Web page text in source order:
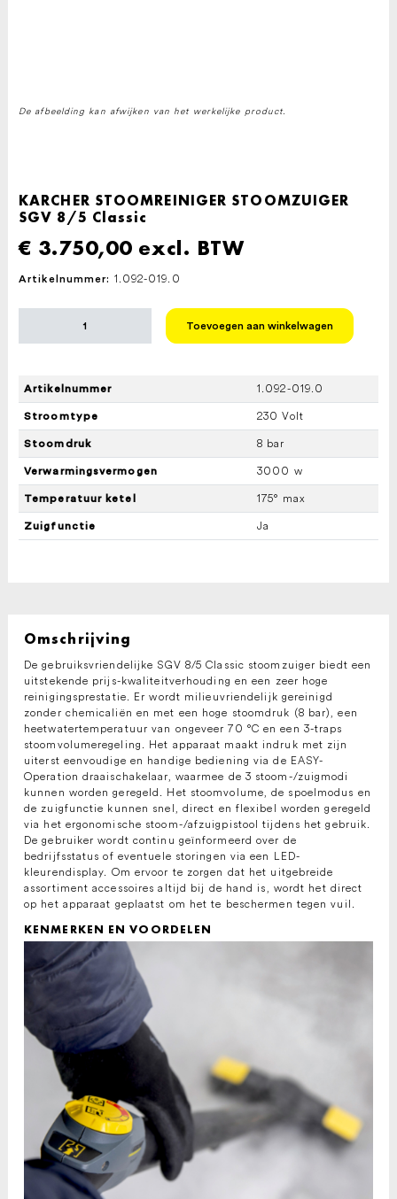
De afbeelding kan afwijken van het werkelijke product.
KARCHER STOOMREINIGER STOOMZUIGER
SGV 8/5 Classic
€ 3.750,00 excl. BTW
Artikelnummer: 1.092-019.0
STOOMREINIGER
STOOMZUIGER
Classic
aantal
Toevoegen aan winkelwagen
Artikelnummer 1.092-019.0
Stroomtype 230 Volt
Stoomdruk 8 bar
Verwarmingsvermogen 3000 w
Temperatuur ketel 175° max
Zuigfunctie Ja
Omschrijving
De gebruiksvriendelijke SGV 8/5 Classic stoomzuiger biedt een
uitstekende prijs-kwaliteitverhouding en een zeer hoge
reinigingsprestatie. Er wordt milieuvriendelijk gereinigd
zonder chemicaliën en met een hoge stoomdruk (8 bar), een
heetwatertemperatuur van ongeveer 70 °C en een 3-traps
stoomvolumeregeling. Het apparaat maakt indruk met zijn
uiterst eenvoudige en handige bediening via de EASY-
Operation draaischakelaar, waarmee de 3 stoom-/zuigmodi
kunnen worden geregeld. Het stoomvolume, de spoelmodus en
de zuigfunctie kunnen snel, direct en flexibel worden geregeld
via het ergonomische stoom-/afzuigpistool tijdens het gebruik.
De gebruiker wordt continu geïnformeerd over de
bedrijfsstatus of eventuele storingen via een LED-
kleurendisplay. Om ervoor te zorgen dat het uitgebreide
assortiment accessoires altijd bij de hand is, wordt het direct
op het apparaat geplaatst om het te beschermen tegen vuil.
KENMERKEN EN VOORDELEN